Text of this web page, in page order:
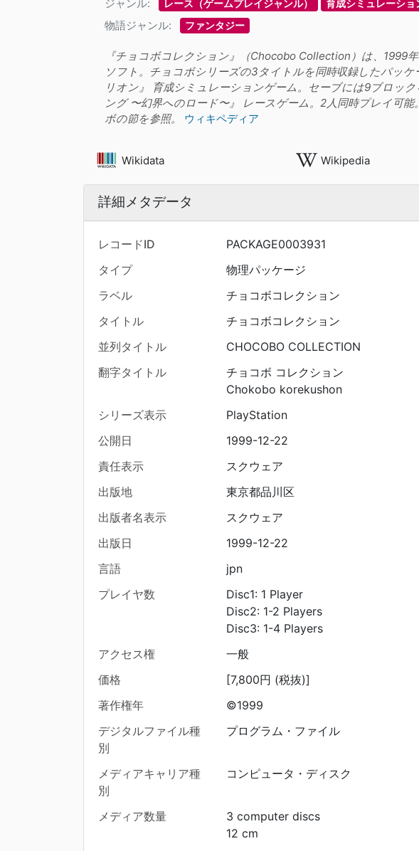
ジャンル: レース（ゲームプレイジャンル） 育成シミュレーショ
物語ジャンル: ファンタジー
『チョコボコレクション』（Chocobo Collection）は、
ソフト。チョコボシリーズの3タイトルを同時収録したパッ
リオン』 育成シミュレーションゲーム。セーブには9ブロッ
ング 〜幻界へのロード〜』 レースゲーム。2人同時プレイ可
ボの節を参照。
ウィキペディア
Wikidata Wikipedia
詳細メタデータ
レコードID
PACKAGE0003931
タイプ
物理パッケージ
ラベル
チョコボコレクション
タイトル
チョコボコレクション
並列タイトル
CHOCOBO COLLECTION
翻字タイトル
チョコボ コレクション
Chokobo korekushon
シリーズ表示
PlayStation
公開日
1999-12-22
責任表示
スクウェア
出版地
東京都品川区
出版者名表示
スクウェア
出版日
1999-12-22
言語
jpn
プレイヤ数
Disc1: 1 Player
Disc2: 1-2 Players
Disc3: 1-4 Players
アクセス権
一般
価格
[7,800円 (税抜)]
著作権年
©1999
デジタルファイル種
別
プログラム・ファイル
メディアキャリア種
別
コンピュータ・ディスク
メディア数量
3 computer discs
12 cm